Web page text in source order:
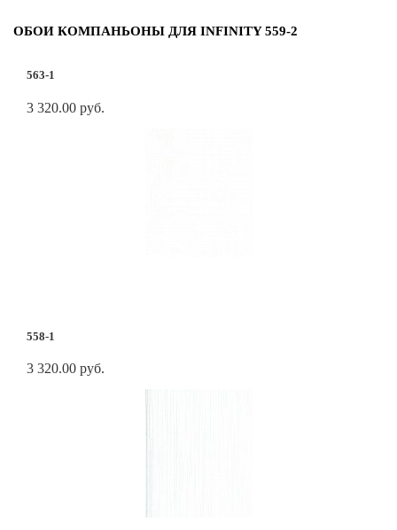
ОБОИ КОМПАНЬОНЫ ДЛЯ INFINITY 559-2
563-1
3 320.00 руб.
558-1
3 320.00 руб.